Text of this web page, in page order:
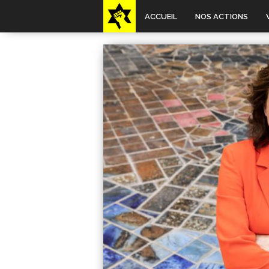
ACCUEIL NOS ACTIONS